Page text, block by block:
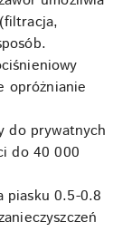
opróżnianie
do prywatnych
do 40 000
piasku 0.5-0.8